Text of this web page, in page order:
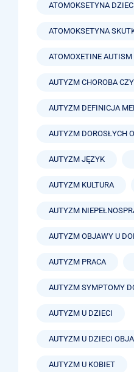
ATOMOKSETYNA
ATOMOKSETYNA
ATOMOXETINE AUTISM
AUTYZM CHOROBA
AUTYZM DEFINICJA
AUTYZM DOROSŁYCH
AUTYZM JĘZYK
AUTYZM KULTURA
AUTYZM
AUTYZM OBJAWY U
AUTYZM PRACA
AUTYZM SYMPTOMY
AUTYZM U DZIECI
AUTYZM U DZIECI
AUTYZM U KOBIET